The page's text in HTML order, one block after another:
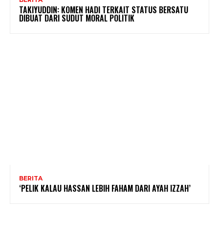
TAKIYUDDIN: KOMEN HADI TERKAIT STATUS BERSATU
DIBUAT DARI SUDUT MORAL POLITIK
BERITA
‘PELIK KALAU HASSAN LEBIH FAHAM DARI AYAH IZZAH’